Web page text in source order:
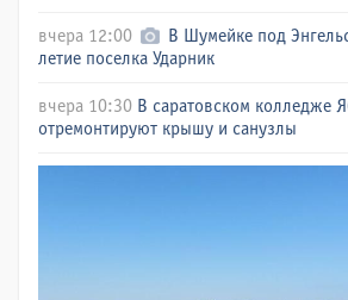
вчера 12:00
В Шумейке под
летие поселка Ударник
вчера 10:30 В саратовском колледже
отремонтируют крышу и санузлы